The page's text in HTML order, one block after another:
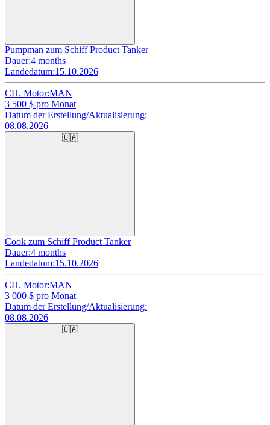
Pumpman zum Schiff Product Tanker
Dauer:4 months
Landedatum:15.10.2026
CH. Motor:MAN
3 500 $ pro Monat
Datum der Erstellung/Aktualisierung:
08.08.2026
🇺🇦
Cook zum Schiff Product Tanker
Dauer:4 months
Landedatum:15.10.2026
CH. Motor:MAN
3 000 $ pro Monat
Datum der Erstellung/Aktualisierung:
08.08.2026
🇺🇦